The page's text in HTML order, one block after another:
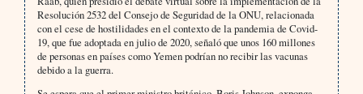
Resolución 2532 del Consejo de Seguridad de la ONU, relacionada
con el cese de hostilidades en el contexto de la pandemia de Covid-
19, que fue adoptada en julio de 2020, señaló que unos 160 millones
de personas en países como Yemen podrían no recibir las vacunas
debido a la guerra.